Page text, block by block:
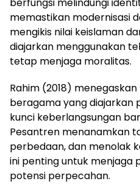
berfungsi melindungi
memastikan modernisasi
mengikis nilai keislaman
diajarkan menggunakan
tetap menjaga moralitas.
Rahim (2018)
beragama yang diajarkan
kunci keberlangsungan
Pesantren menanamkan
perbedaan, dan menolak
ini penting untuk menjaga
potensi perpecahan.